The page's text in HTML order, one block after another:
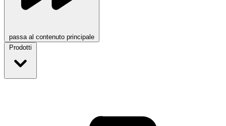
passa al contenuto principale
Prodotti